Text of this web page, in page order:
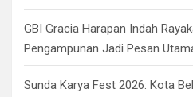
GBI Gracia Harapan Indah
Pengampunan Jadi Pesan
Sunda Karya Fest 2026: Kota